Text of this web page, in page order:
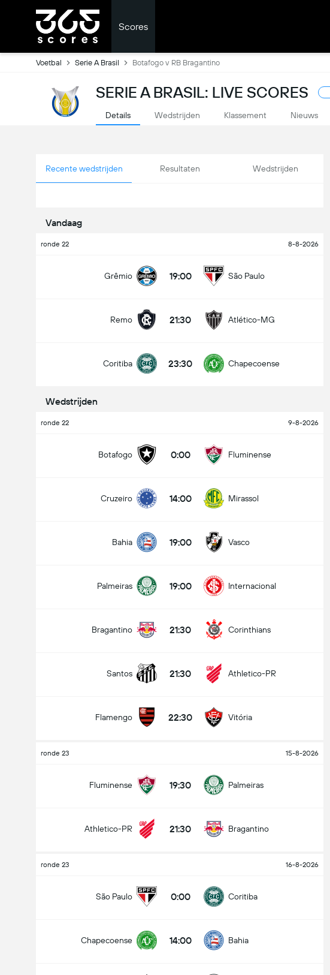
Scores
Voetbal Serie A Brasil Botafogo v RB Bragantino
SERIE A BRASIL: LIVE SCORES
Details Wedstrijden Klassement Nieuws
Recente wedstrijden Resultaten Wedstrijden
Vandaag
ronde 22 8-8-2026
Grêmio 19:00 São Paulo
Remo 21:30 Atlético-MG
Coritiba 23:30 Chapecoense
Wedstrijden
ronde 22 9-8-2026
Botafogo 0:00 Fluminense
Cruzeiro 14:00 Mirassol
Bahia 19:00 Vasco
Palmeiras 19:00 Internacional
Bragantino 21:30 Corinthians
Santos 21:30 Athletico-PR
Flamengo 22:30 Vitória
ronde 23 15-8-2026
Fluminense 19:30 Palmeiras
Athletico-PR 21:30 Bragantino
ronde 23 16-8-2026
São Paulo 0:00 Coritiba
Chapecoense 14:00 Bahia